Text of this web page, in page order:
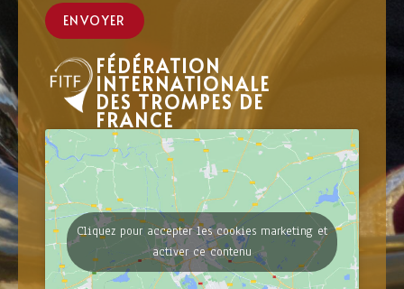
ENVOYER
FÉDÉRATION
INTERNATIONALE
DES TROMPES DE
FRANCE
Cliquez pour accepter les cookies marketing et
activer ce contenu